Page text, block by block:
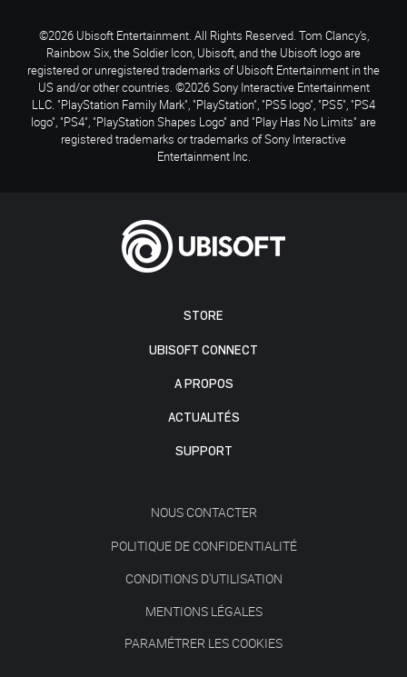
STORE
UBISOFT CONNECT
A PROPOS
ACTUALITÉS
SUPPORT
NOUS CONTACTER
POLITIQUE DE CONFIDENTIALITÉ
CONDITIONS D'UTILISATION
MENTIONS LÉGALES
PARAMÉTRER LES COOKIES
©2026 Ubisoft Entertainment. All Rights Reserved. Tom Clancy’s,
Rainbow Six, the Soldier Icon, Ubisoft, and the Ubisoft logo are
registered or unregistered trademarks of Ubisoft Entertainment in the
US and/or other countries. ©2026 Sony Interactive Entertainment
LLC. "PlayStation Family Mark", "PlayStation", "PS5 logo", "PS5", "PS4
logo", "PS4", "PlayStation Shapes Logo" and "Play Has No Limits" are
registered trademarks or trademarks of Sony Interactive
Entertainment Inc.